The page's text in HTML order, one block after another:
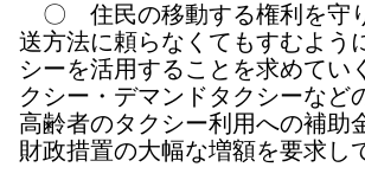
〇 住民の移動する権利を守
送方法に頼らなくてもすむよう
シーを活用することを求めてい
クシー・デマンドタクシーなど
高齢者のタクシー利用への補助
財政措置の大幅な増額を要求し